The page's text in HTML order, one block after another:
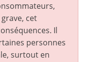
cet
Il
personnes
surtout en